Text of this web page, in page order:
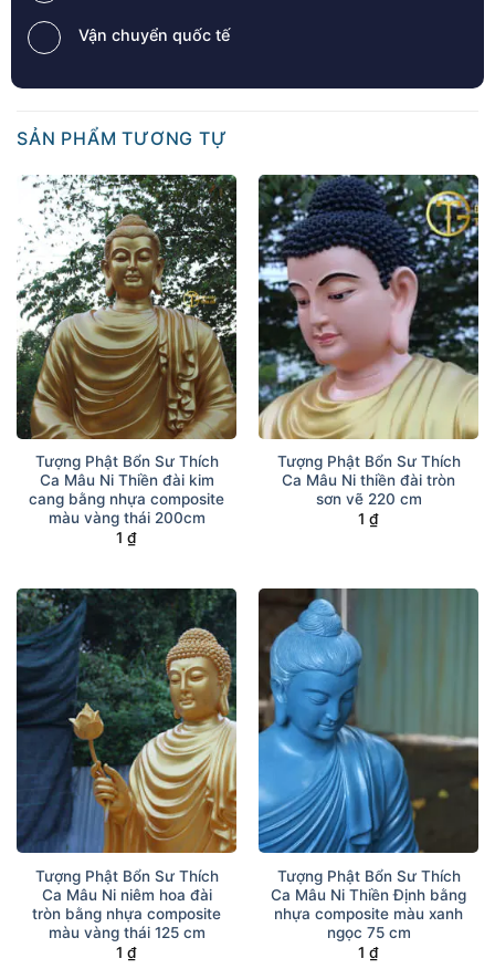
vững cả về tâm linh lẫn tinh thần.
Xem thêm:Tượng Bổn Sư chuyển pháp
luân 15cm hồng cam
Hình ảnh mẫu Tượng Bổn Sư chuyển pháp luân
15cm vàng cam
Vận chuyển quốc tế
SẢN PHẨM TƯƠNG TỰ
Tượng Phật Bổn Sư Thích
Ca Mâu Ni Thiền đài kim
cang bằng nhựa composite
màu vàng thái 200cm
1 ₫
Tượng Phật Bổn Sư Thích
Ca Mâu Ni thiền đài tròn
sơn vẽ 220 cm
1 ₫
Tượng Phật Bổn Sư Thích
Ca Mâu Ni niêm hoa đài
tròn bằng nhựa composite
màu vàng thái 125 cm
1 ₫
Tượng Phật Bổn Sư Thích
Ca Mâu Ni Thiền Định bằng
nhựa composite màu xanh
ngọc 75 cm
1 ₫